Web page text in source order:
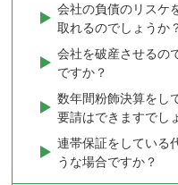
会社の負債のリスケ
取れるのでしょうか
会社を破産させるの
ですか？
数年間粉飾決算をし
要請はできますでし
連帯保証をしている
うな場合ですか？